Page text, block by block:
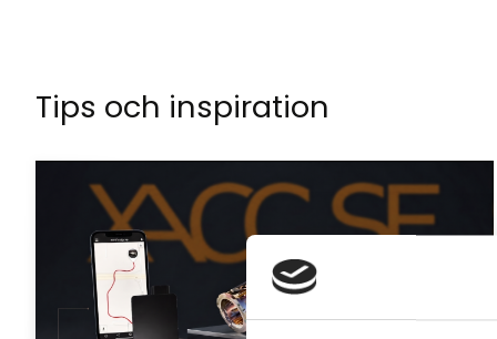
Tips och inspiration